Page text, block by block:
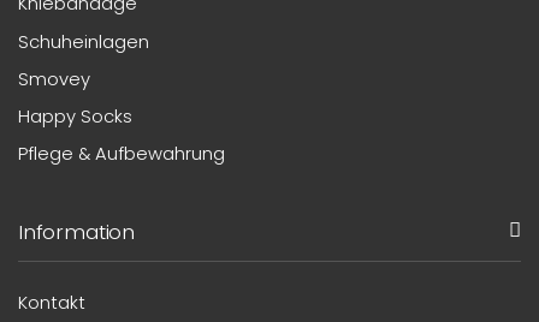
Schuheinlagen
Smovey
Happy Socks
Pflege & Aufbewahrung
Information
Kontakt